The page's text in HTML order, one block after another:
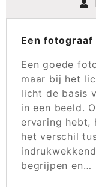
Een
Een goede
maar bij het
licht de basis
in een beeld.
ervaring hebt,
het verschil
begrijpen en…